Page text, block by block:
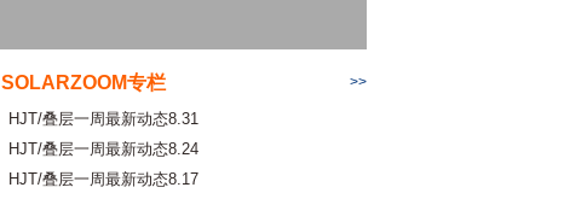
SOLARZOOM专栏 >>
HJT/叠层一周最新动态8.31
HJT/叠层一周最新动态8.24
HJT/叠层一周最新动态8.17